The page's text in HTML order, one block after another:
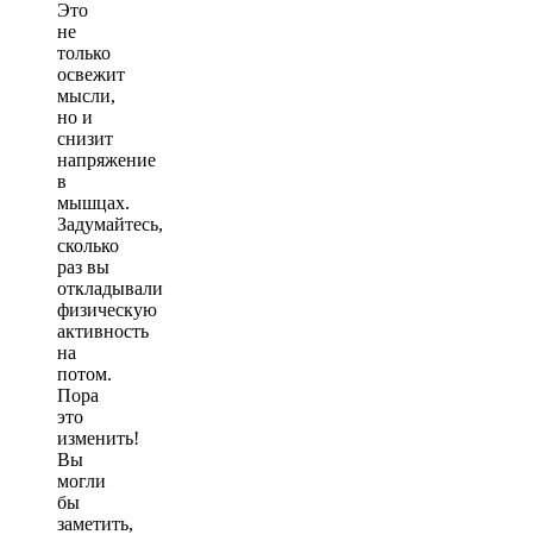
Это
не
только
освежит
мысли,
но и
снизит
напряжение
в
мышцах.
Задумайтесь,
сколько
раз вы
откладывали
физическую
активность
на
потом.
Пора
это
изменить!
Вы
могли
бы
заметить,